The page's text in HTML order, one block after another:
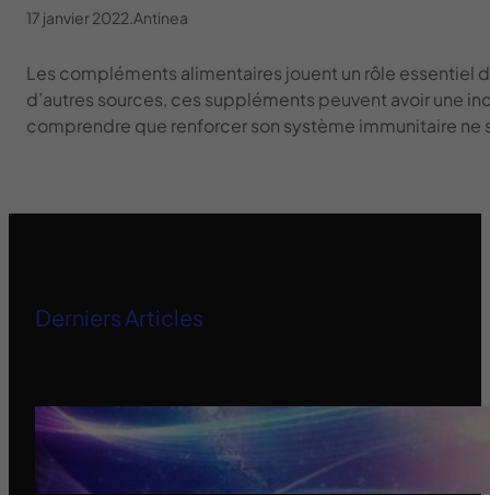
17 janvier 2022 Antinea
Les compléments alimentaires jouent un rôle essentiel
d’autres sources, ces suppléments peuvent avoir une
comprendre que renforcer son système immunitaire
Derniers Articles